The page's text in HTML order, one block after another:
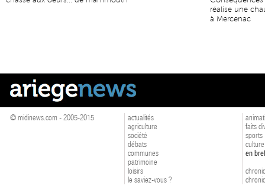
réalise une
à Mercenac
© midinews.com - 2005-2015
actualités
agriculture
société
débats
communes
patrimoine
loisirs
le saviez-vous ?
faits
sports
culture
en bref